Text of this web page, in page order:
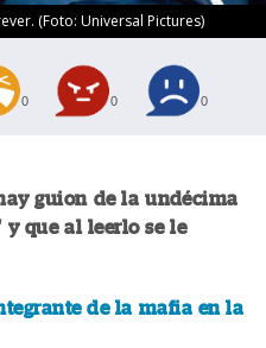
(Foto: Universal Pictures)
0 0 0
guion de la undécima
que al leerlo se le
de la mafia en la